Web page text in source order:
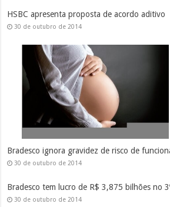
HSBC apresenta proposta de acordo aditivo
30 de outubro de 2014
Bradesco ignora gravidez de risco de
30 de outubro de 2014
Bradesco tem lucro de R$ 3,875 bilhões no
30 de outubro de 2014